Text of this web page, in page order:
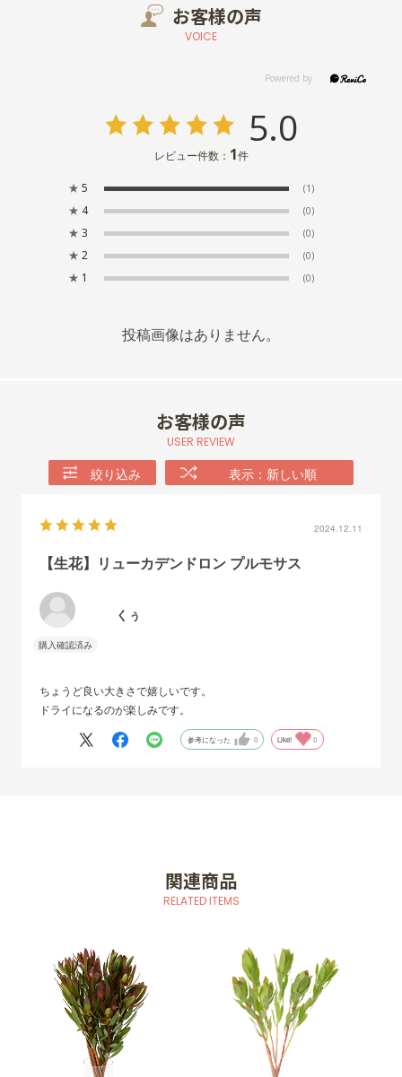
お客様の声
VOICE
5.0
レビュー件数： 1件
★ 5 (1)
★ 4 (0)
★ 3 (0)
★ 2 (0)
★ 1 (0)
投稿画像はありません。
お客様の声
USER REVIEW
絞り込み 表示：新しい順
2024.12.11
【生花】リューカデンドロン プルモサス
くぅ
ちょうど良い大きさで嬉しいです。
ドライになるのが楽しみです。
参考になった 0 Like! 0
関連商品
RELATED ITEMS